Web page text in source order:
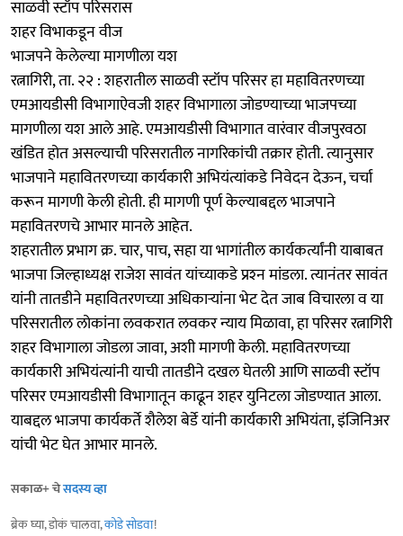
साळवी स्टॉप परिसरास
शहर विभाकडून वीज
भाजपने केलेल्या मागणीला यश
रत्नागिरी, ता. २२ : शहरातील साळवी स्टॉप परिसर हा महावितरणच्या
एमआयडीसी विभागाऐवजी शहर विभागाला जोडण्याच्या भाजपच्या
मागणीला यश आले आहे. एमआयडीसी विभागात वारंवार वीजपुरवठा
खंडित होत असल्याची परिसरातील नागरिकांची तक्रार होती. त्यानुसार
भाजपाने महावितरणच्या कार्यकारी अभियंत्यांकडे निवेदन देऊन, चर्चा
करून मागणी केली होती. ही मागणी पूर्ण केल्याबद्दल भाजपाने
महावितरणचे आभार मानले आहेत.
शहरातील प्रभाग क्र. चार, पाच, सहा या भागांतील कार्यकर्त्यांनी याबाबत
भाजपा जिल्हाध्यक्ष राजेश सावंत यांच्याकडे प्रश्‍न मांडला. त्यानंतर सावंत
यांनी तातडीने महावितरणच्या अधिकाऱ्यांना भेट देत जाब विचारला व या
परिसरातील लोकांना लवकरात लवकर न्याय मिळावा, हा परिसर रत्नागिरी
शहर विभागाला जोडला जावा, अशी मागणी केली. महावितरणच्या
कार्यकारी अभियंत्यांनी याची तातडीने दखल घेतली आणि साळवी स्टॉप
परिसर एमआयडीसी विभागातून काढून शहर युनिटला जोडण्यात आला.
याबद्दल भाजपा कार्यकर्ते शैलेश बेर्डे यांनी कार्यकारी अभियंता, इंजिनिअर
यांची भेट घेत आभार मानले.
सकाळ+ चेसदस्य व्हा
ब्रेक घ्या, डोकं चालवा,कोडे सोडवा!